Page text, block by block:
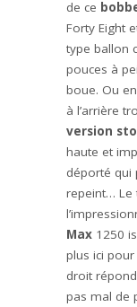
de ce
Forty Eight
type ballon
pouces à
boue. Ou
à l’arrière
version
haute et
déporté qui
repeint… Le
Max 1250
plus ici pour
droit
pas mal de